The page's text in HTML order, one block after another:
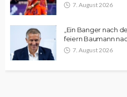
7. August 2026
„Ein Banger nach
feiern Baumann
7. August 2026